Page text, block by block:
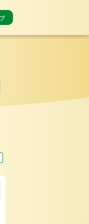
カテゴリを絞り込む